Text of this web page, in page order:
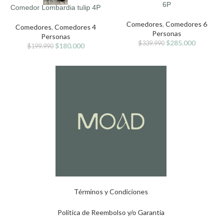
Comedor Lombardia tulip 4P
Comedores, Comedores 4
Personas
$199.990 $180.000
6P
Comedores, Comedores 6
Personas
$339.990 $285.000
Términos y Condiciones
Política de Reembolso y/o Garantía